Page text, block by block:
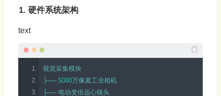
1. 硬件系统架构
text
视觉采集模块
├── 5000万像素工业相机
├── 电动变倍远心镜头